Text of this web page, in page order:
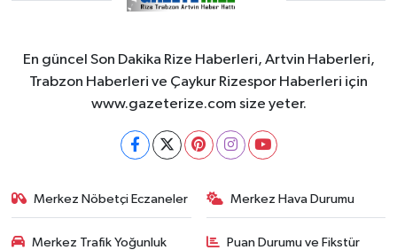
En güncel Son Dakika Rize Haberleri, Artvin Haberleri,
Trabzon Haberleri ve Çaykur Rizespor Haberleri için
www.gazeterize.com size yeter.
Merkez Nöbetçi Eczaneler Merkez Hava Durumu
Merkez Trafik Yoğunluk
Puan Durumu ve Fikstür